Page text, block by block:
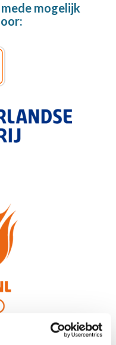
mogelijk